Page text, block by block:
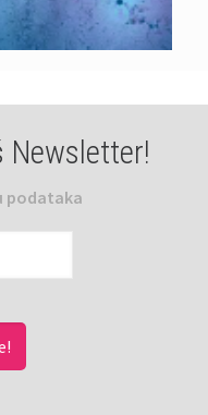
Newsletter!
podataka